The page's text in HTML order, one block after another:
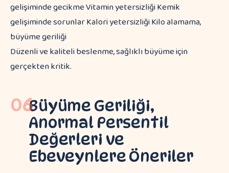
gelişiminde gecikme Vitamin yetersizliği Kemik
gelişiminde sorunlar Kalori yetersizliği Kilo alamama,
büyüme geriliği
Düzenli ve kaliteli beslenme, sağlıklı büyüme için
gerçekten kritik.
06Büyüme Geriliği,
Anormal Persentil
Değerleri ve
Ebeveynlere Öneriler